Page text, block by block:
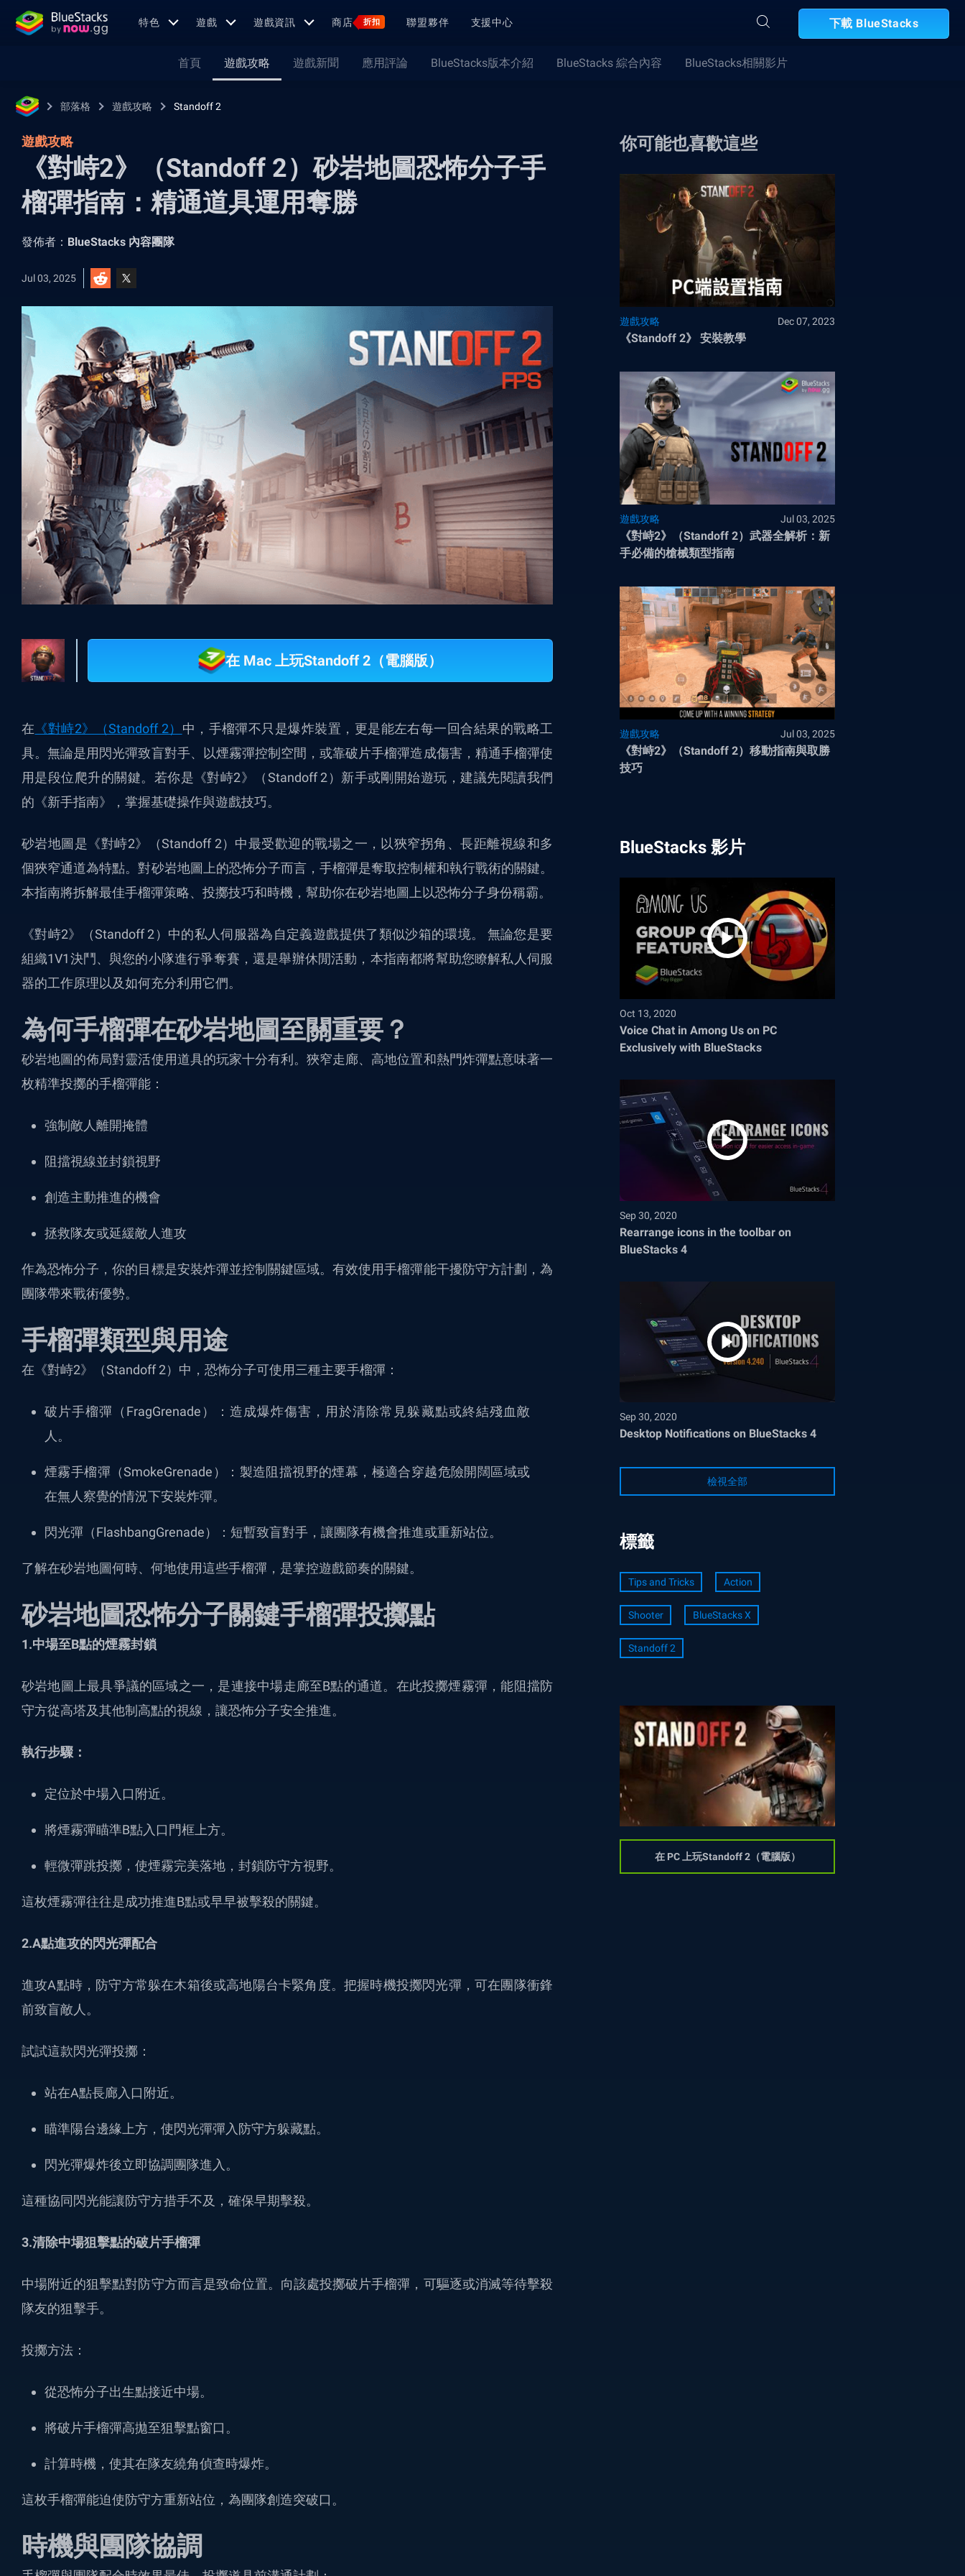
特色 遊戲 遊戲資訊 商店 折扣 聯盟夥伴 支援中心 下載 BlueStacks
首頁 遊戲攻略 遊戲新聞 應用評論 BlueStacks版本介紹 BlueStacks 綜合內容 BlueStacks相關影片
部落格 遊戲攻略 Standoff 2
遊戲攻略
《對峙2》（Standoff 2）砂岩地圖恐怖分子手
榴彈指南：精通道具運用奪勝
發佈者： BlueStacks 內容團隊
Jul 03, 2025
在 Mac 上玩Standoff 2（電腦版）
在 《對峙2》（Standoff 2） 中，手榴彈不只是爆炸裝置，更是能左右每一回合結果的戰略工
具。無論是用閃光彈致盲對手、以煙霧彈控制空間，或靠破片手榴彈造成傷害，精通手榴彈使
用是段位爬升的關鍵。若你是《對峙2》（Standoff 2）新手或剛開始遊玩，建議先閱讀我們
的《新手指南》，掌握基礎操作與遊戲技巧。
砂岩地圖是《對峙2》（Standoff 2）中最受歡迎的戰場之一，以狹窄拐角、長距離視線和多
個狹窄通道為特點。對砂岩地圖上的恐怖分子而言，手榴彈是奪取控制權和執行戰術的關鍵。
本指南將拆解最佳手榴彈策略、投擲技巧和時機，幫助你在砂岩地圖上以恐怖分子身份稱霸。
《對峙2》（Standoff 2）中的私人伺服器為自定義遊戲提供了類似沙箱的環境。 無論您是要
組織1V1決鬥、與您的小隊進行爭奪賽，還是舉辦休閒活動，本指南都將幫助您瞭解私人伺服
器的工作原理以及如何充分利用它們。
為何手榴彈在砂岩地圖至關重要？
砂岩地圖的佈局對靈活使用道具的玩家十分有利。狹窄走廊、高地位置和熱門炸彈點意味著一
枚精準投擲的手榴彈能：
強制敵人離開掩體
阻擋視線並封鎖視野
創造主動推進的機會
拯救隊友或延緩敵人進攻
作為恐怖分子，你的目標是安裝炸彈並控制關鍵區域。有效使用手榴彈能干擾防守方計劃，為
團隊帶來戰術優勢。
手榴彈類型與用途
在《對峙2》（Standoff 2）中，恐怖分子可使用三種主要手榴彈：
破片手榴彈（FragGrenade）：造成爆炸傷害，用於清除常見躲藏點或終結殘血敵
人。
煙霧手榴彈（SmokeGrenade）：製造阻擋視野的煙幕，極適合穿越危險開闊區域或
在無人察覺的情況下安裝炸彈。
閃光彈（FlashbangGrenade）：短暫致盲對手，讓團隊有機會推進或重新站位。
了解在砂岩地圖何時、何地使用這些手榴彈，是掌控遊戲節奏的關鍵。
砂岩地圖恐怖分子關鍵手榴彈投擲點
1.中場至B點的煙霧封鎖
砂岩地圖上最具爭議的區域之一，是連接中場走廊至B點的通道。在此投擲煙霧彈，能阻擋防
守方從高塔及其他制高點的視線，讓恐怖分子安全推進。
執行步驟：
定位於中場入口附近。
將煙霧彈瞄準B點入口門框上方。
輕微彈跳投擲，使煙霧完美落地，封鎖防守方視野。
這枚煙霧彈往往是成功推進B點或早早被擊殺的關鍵。
2.A點進攻的閃光彈配合
進攻A點時，防守方常躲在木箱後或高地陽台卡緊角度。把握時機投擲閃光彈，可在團隊衝鋒
前致盲敵人。
試試這款閃光彈投擲：
站在A點長廊入口附近。
瞄準陽台邊緣上方，使閃光彈彈入防守方躲藏點。
閃光彈爆炸後立即協調團隊進入。
這種協同閃光能讓防守方措手不及，確保早期擊殺。
3.清除中場狙擊點的破片手榴彈
中場附近的狙擊點對防守方而言是致命位置。向該處投擲破片手榴彈，可驅逐或消滅等待擊殺
隊友的狙擊手。
投擲方法：
從恐怖分子出生點接近中場。
將破片手榴彈高拋至狙擊點窗口。
計算時機，使其在隊友繞角偵查時爆炸。
這枚手榴彈能迫使防守方重新站位，為團隊創造突破口。
時機與團隊協調
你可能也喜歡這些
遊戲攻略 Dec 07, 2023
《Standoff 2》 安裝教學
遊戲攻略 Jul 03, 2025
《對峙2》（Standoff 2）武器全解析：新
手必備的槍械類型指南
遊戲攻略 Jul 03, 2025
《對峙2》（Standoff 2）移動指南與取勝
技巧
BlueStacks 影片
Oct 13, 2020
Voice Chat in Among Us on PC
Exclusively with BlueStacks
Sep 30, 2020
Rearrange icons in the toolbar on
BlueStacks 4
Sep 30, 2020
Desktop Notifications on BlueStacks 4
檢視全部
標籤
Tips and Tricks Action
Shooter BlueStacks X
Standoff 2
在 PC 上玩Standoff 2（電腦版）